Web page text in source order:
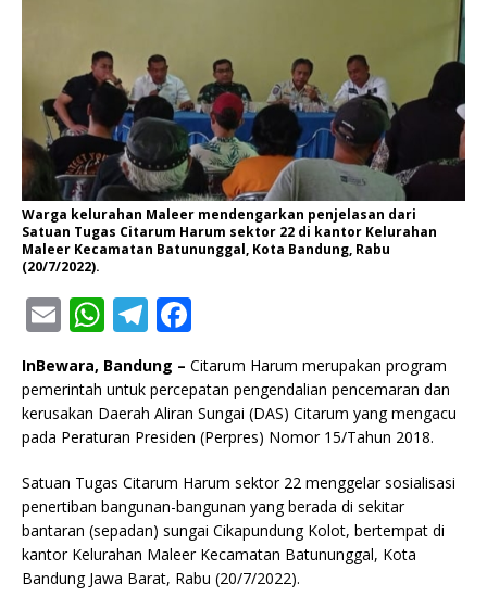
Warga kelurahan Maleer mendengarkan penjelasan dari
Satuan Tugas Citarum Harum sektor 22 di kantor Kelurahan
Maleer Kecamatan Batununggal, Kota Bandung, Rabu
(20/7/2022).
E
ai
l
W
h
at
s
A
p
p
T
e
g
ra
m
a
c
e
b
o
o
k
InBewara, Bandung – Citarum Harum merupakan program
pemerintah untuk percepatan pengendalian pencemaran dan
kerusakan Daerah Aliran Sungai (DAS) Citarum yang mengacu
pada Peraturan Presiden (Perpres) Nomor 15/Tahun 2018.
Satuan Tugas Citarum Harum sektor 22 menggelar sosialisasi
penertiban bangunan-bangunan yang berada di sekitar
bantaran (sepadan) sungai Cikapundung Kolot, bertempat di
kantor Kelurahan Maleer Kecamatan Batununggal, Kota
Bandung Jawa Barat, Rabu (20/7/2022).